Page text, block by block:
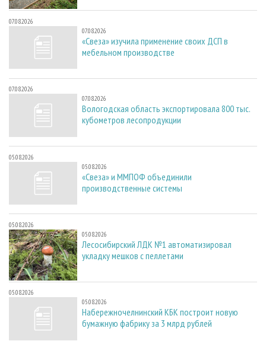
07.08.2026
07.08.2026
«Свеза» изучила применение своих ДСП в
мебельном производстве
07.08.2026
07.08.2026
Вологодская область экспортировала 800 тыс.
кубометров лесопродукции
05.08.2026
05.08.2026
«Свеза» и ММПОФ объединили
производственные системы
05.08.2026
05.08.2026
Лесосибирский ЛДК №1 автоматизировал
укладку мешков с пеллетами
05.08.2026
05.08.2026
Набережночелнинский КБК построит новую
бумажную фабрику за 3 млрд рублей